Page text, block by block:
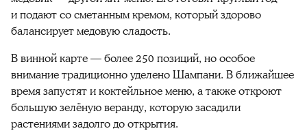
и подают со сметанным кремом, который здорово
балансирует медовую сладость.
В винной карте — более 250 позиций, но особое
внимание традиционно уделено Шампани. В ближайшее
время запустят и коктейльное меню, а также откроют
большую зелёную веранду, которую засадили
растениями задолго до открытия.